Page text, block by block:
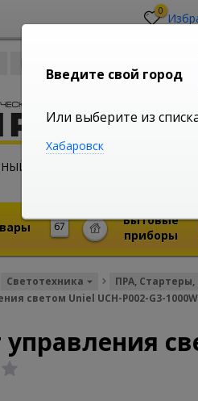
0
ИНТЕРНЕТ МАГАЗИН
67
Бытовые
приборы
Светотехника ПРА,
светом Uniel UCH-P002-G3-
Введите свой город
Или выберите из
Хабаровск